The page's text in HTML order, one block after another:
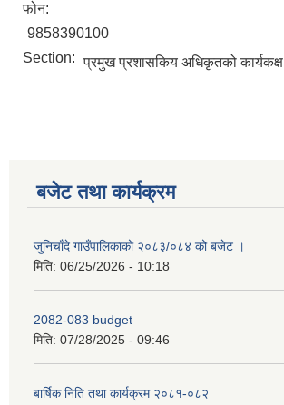
फोन:
9858390100
Section: प्रमुख प्रशासकिय अधिकृतको कार्यकक्ष
बजेट तथा कार्यक्रम
जुनिचाँदे गाउँपालिकाको २०८३/०८४ को बजेट ।
मिति: 06/25/2026 - 10:18
2082-083 budget
मिति: 07/28/2025 - 09:46
बार्षिक निति तथा कार्यक्रम २०८१-०८२